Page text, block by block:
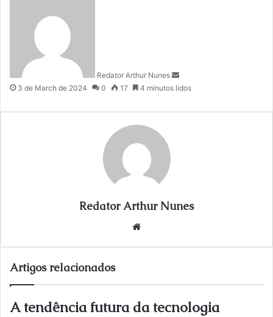
Redator Arthur Nunes
m
i
3 de March de 2024 0 17 4 minutos lidos
Redator Arthur Nunes
Artigos relacionados
A tendência futura da tecnologia